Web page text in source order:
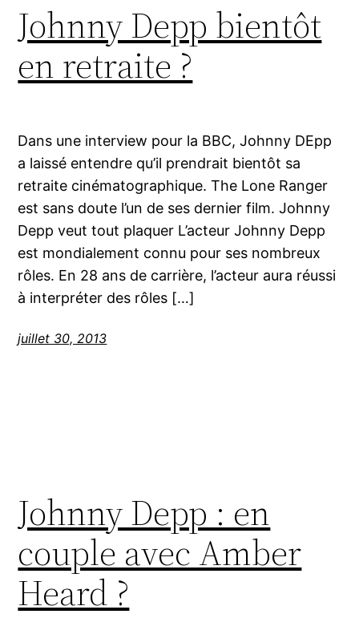
Johnny Depp bientôt
en retraite ?
Dans une interview pour la BBC, Johnny DEpp
a laissé entendre qu’il prendrait bientôt sa
retraite cinématographique. The Lone Ranger
est sans doute l’un de ses dernier film. Johnny
Depp veut tout plaquer L’acteur Johnny Depp
est mondialement connu pour ses nombreux
rôles. En 28 ans de carrière, l’acteur aura réussi
à interpréter des rôles […]
juillet 30, 2013
Johnny Depp : en
couple avec Amber
Heard ?